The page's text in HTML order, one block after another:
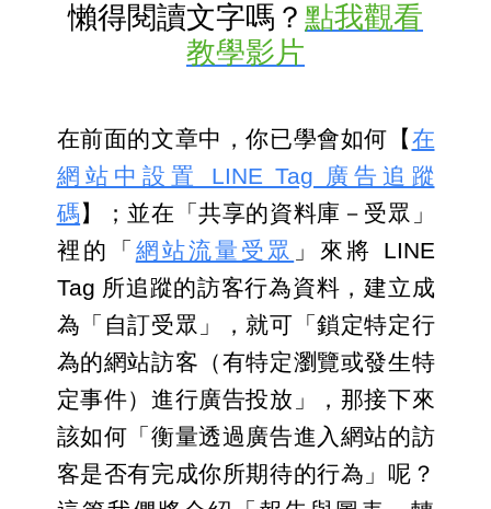
懶得閱讀文字嗎？ 點我觀看
教學影片
在前面的文章中，你已學會如何【在
網站中設置 LINE Tag 廣告追蹤
碼】；並在「共享的資料庫－受眾」
裡的「 網站流量受眾 」來將 LINE
Tag 所追蹤的訪客行為資料，建立成
為「自訂受眾」，就可「鎖定特定行
為的網站訪客（有特定瀏覽或發生特
定事件）進行廣告投放」，那接下來
該如何「衡量透過廣告進入網站的訪
客是否有完成你所期待的行為」呢？